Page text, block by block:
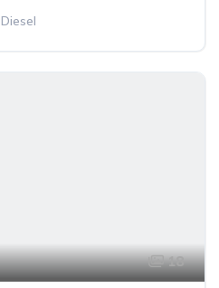
Diesel
18